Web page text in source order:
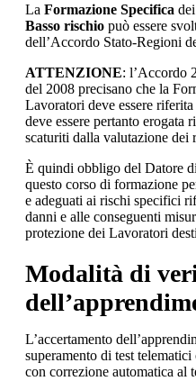
La Formazione Specifica
Basso rischio può essere
dell’Accordo Stato-Regioni
ATTENZIONE: l’Accordo
del 2008 precisano che la
Lavoratori deve essere
deve essere pertanto erogata
scaturiti dalla valutazione dei
È quindi obbligo del Datore
questo corso di formazione
e adeguati ai rischi specifici
danni e alle conseguenti
protezione dei Lavoratori
Modalità di
L’accertamento
superamento di test
con correzione automatica al